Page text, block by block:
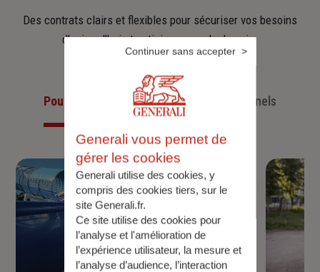
Des contrats clairs et flexibles pour sécuriser vos besoins
d’aujourd’hui et anticiper ceux de demain.
Pour les particuliersPour les professionnels
Generali vous permet de
gérer les cookies
Generali utilise des cookies, y
compris des cookies tiers, sur le
site Generali.fr.
Ce site utilise des cookies pour
l’analyse et l'amélioration de
l’expérience utilisateur, la mesure et
l’analyse d’audience, l’interaction
Continuer sans accepter